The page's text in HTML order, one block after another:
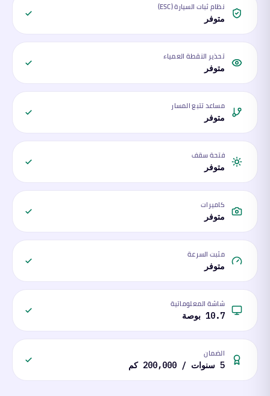
نظام ثبات السيارة (ESC)
متوفر
تحذير النقطة العمياء
متوفر
مساعد تتبع المسار
متوفر
فتحة سقف
متوفر
كاميرات
متوفر
مثبت السرعة
متوفر
شاشة المعلوماتية
10.7 بوصة
الضمان
5 سنوات / 200,000 كم